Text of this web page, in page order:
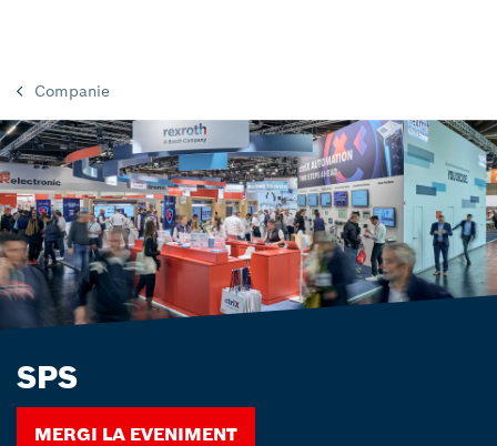
Companie
SPS
MERGI LA EVENIMENT